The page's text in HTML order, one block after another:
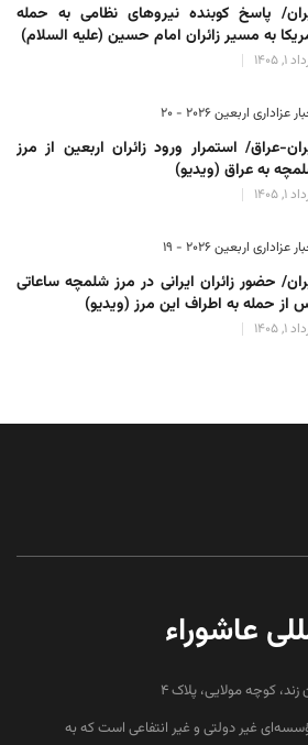
پاسخ کوبنده نیروهای نظامی به حمله
به مسیر زائران امام حسین (علیه السلام)
1, 1405
عزاداری اربعین ۲۰۲۶ - 20
عراق/ استمرار ورود زائران اربعین از مرز
به عراق (ویدیو)
1, 1405
عزاداری اربعین ۲۰۲۶ - 19
حضور زائران ایرانی در مرز شلمچه ساعاتی
از حمله به اطراف این مرز (ویدیو)
1, 1405
عاشوراء
زند، کوچه مولایی، پلاک 4
غیر دولتی و غیر انتفاعی است که به